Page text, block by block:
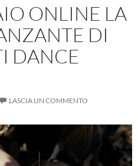
ONLINE LA
DI
DANCE
LASCIA UN COMMENTO